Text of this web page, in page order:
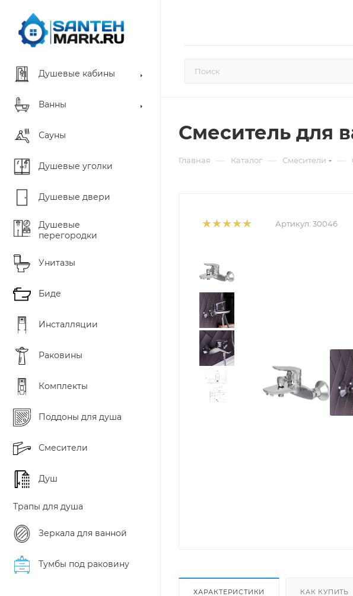
Душевые кабины
Ванны
Сауны
Душевые уголки
Душевые двери
Душевые
перегородки
Унитазы
Биде
Инсталляции
Раковины
Комплекты
Поддоны для душа
Смесители
Душ
Трапы для душа
Зеркала для ванной
Тумбы под раковину
Смеситель для
Главная — Каталог — Смесители —
Артикул: 30046
ХАРАКТЕРИСТИКИ КАК КУПИТЬ